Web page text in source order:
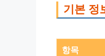
기본 정
항목